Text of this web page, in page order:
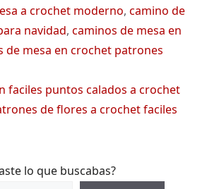
a crochet moderno, camino de
navidad, caminos de mesa en
de mesa en crochet patrones
faciles puntos calados a crochet
de flores a crochet faciles
lo que buscabas?